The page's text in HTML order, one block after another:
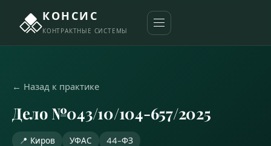
КОНСИС
КОНТРАКТНЫЕ СИСТЕМЫ
← Назад к практике
Дело №043/10/104-657/2025
📍 Киров УФАС 44-ФЗ